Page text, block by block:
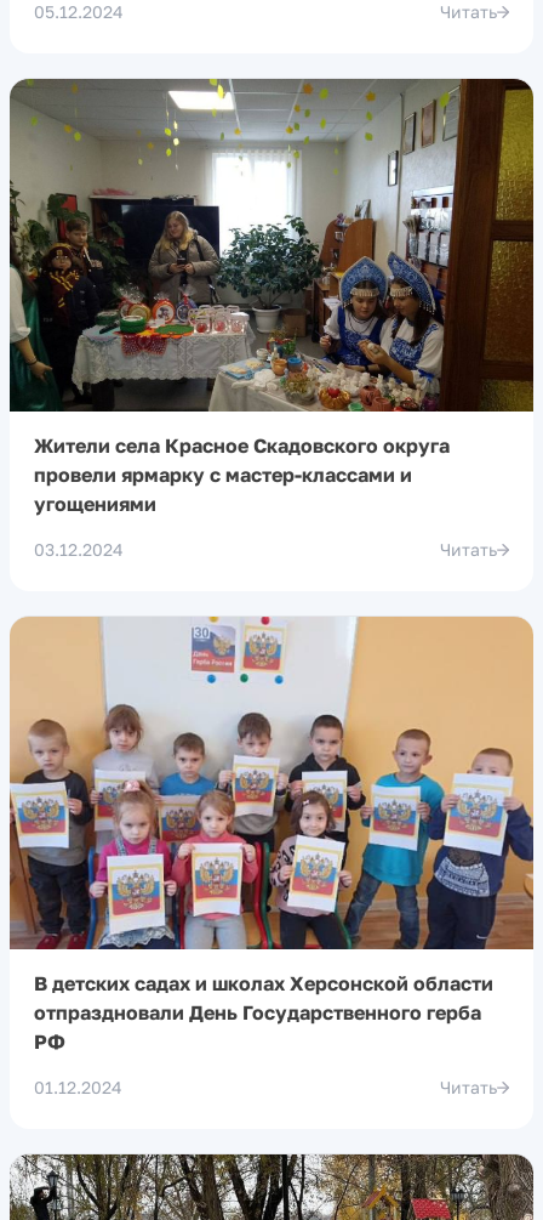
05.12.2024 Читать
Жители села Красное Скадовского округа
провели ярмарку с мастер-классами и
угощениями
03.12.2024 Читать
В детских садах и школах Херсонской области
отпраздновали День Государственного герба
РФ
01.12.2024 Читать